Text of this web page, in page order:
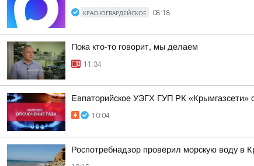
КРАСНОГВАРДЕЙСКОЕ 08:18
Пока кто-то говорит, мы делаем
11:34
Евпаторийское УЭГХ ГУП РК «Крымгазсети»
10:04
Роспотребнадзор проверил морскую воду в